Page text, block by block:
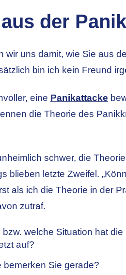
der
wir uns damit, wie Sie aus
bin ich kein Freund
eine Panikattacke
die Theorie des
schwer, die
blieben letzte Zweifel.
als ich die Theorie in der
zutraf.
welche Situation hat die
auf?
bemerken Sie gerade?